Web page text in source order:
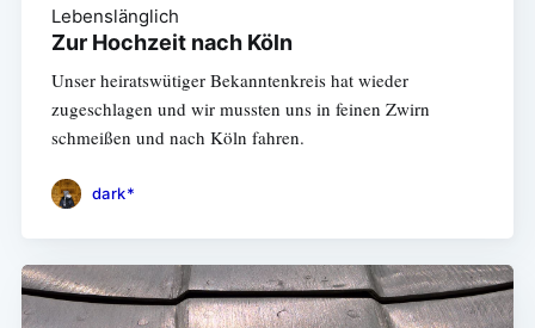
Lebenslänglich
Zur Hochzeit nach Köln
Unser heiratswütiger Bekanntenkreis hat wieder
zugeschlagen und wir mussten uns in feinen Zwirn
schmeißen und nach Köln fahren.
dark*